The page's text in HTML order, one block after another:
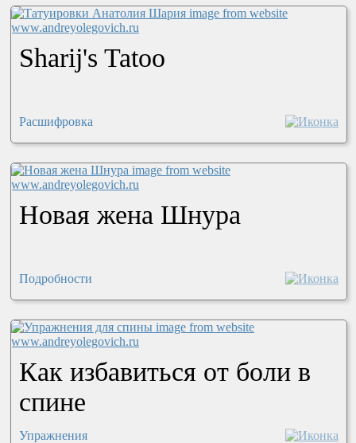
Sharij's Tatoo
Расшифровка
Новая жена Шнура
Подробности
Как избавиться от боли в
спине
Упражнения